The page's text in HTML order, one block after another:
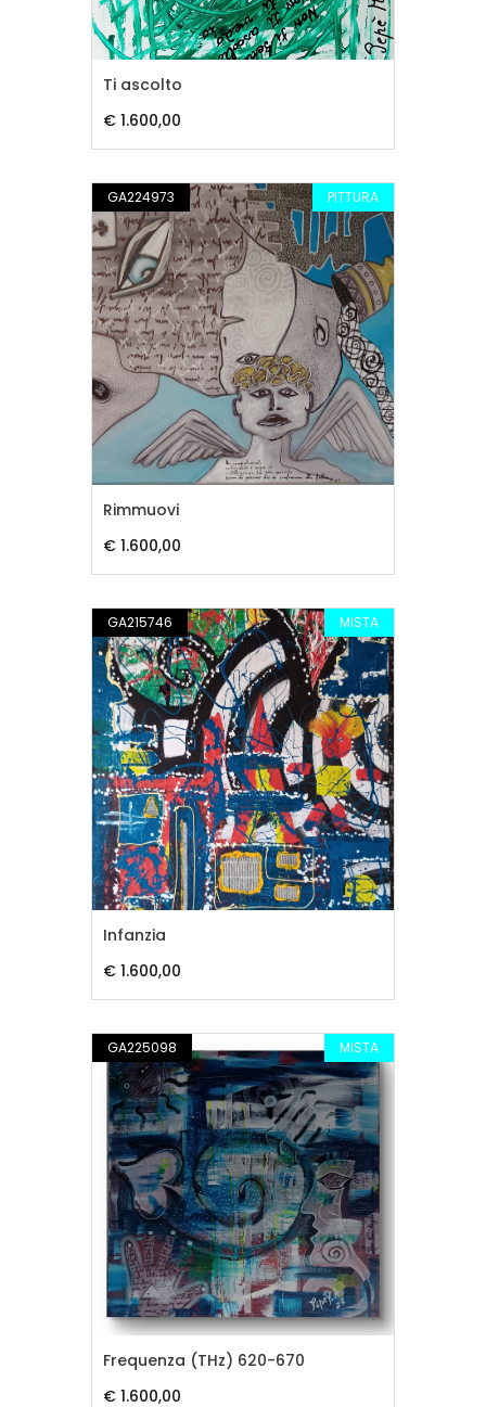
Ti ascolto
€ 1.600,00
GA224973 PITTURA
Rimmuovi
€ 1.600,00
GA215746 MISTA
Infanzia
€ 1.600,00
GA225098 MISTA
Frequenza (THz) 620-670
€ 1.600,00